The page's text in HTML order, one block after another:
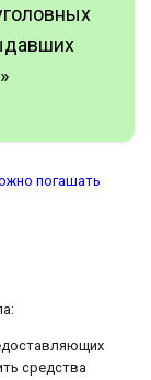
погашать
средства